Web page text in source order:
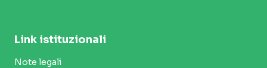
Link istituzionali
Note legali